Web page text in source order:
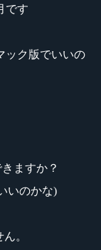
です
ック版でいいの
ますか？
いのかな)
。